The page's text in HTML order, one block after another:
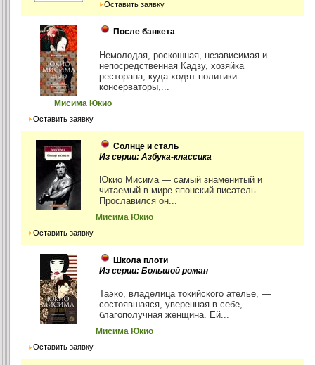
Оставить заявку
После банкета
Немолодая, роскошная, независимая и
непосредственная Кадзу, хозяйка
ресторана, куда ходят политики-
консерваторы,...
Мисима Юкио
Оставить заявку
Солнце и сталь
Из серии: Азбука-классика
Юкио Мисима — самый знаменитый и
читаемый в мире японский писатель.
Прославился он...
Мисима Юкио
Оставить заявку
Школа плоти
Из серии: Большой роман
Таэко, владелица токийского ателье, —
состоявшаяся, уверенная в себе,
благополучная женщина. Ей...
Мисима Юкио
Оставить заявку